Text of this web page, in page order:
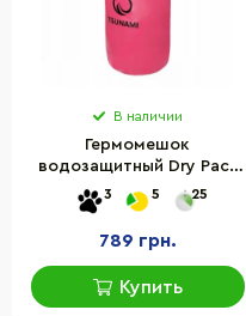
В наличии
Гермомешок
водозащитный Dry Pack
TSUNAMI TS004, 30 л
3 5 25
789 грн.
Купить